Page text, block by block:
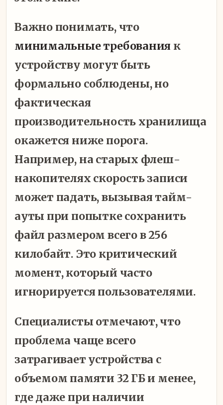
Важно понимать, что
минимальные требования к
устройству могут быть
формально соблюдены, но
фактическая
производительность хранилища
окажется ниже порога.
Например, на старых флеш-
накопителях скорость записи
может падать, вызывая тайм-
ауты при попытке сохранить
файл размером всего в 256
килобайт. Это критический
момент, который часто
игнорируется пользователями.
Специалисты отмечают, что
проблема чаще всего
затрагивает устройства с
объемом памяти 32 ГБ и менее,
где даже при наличии